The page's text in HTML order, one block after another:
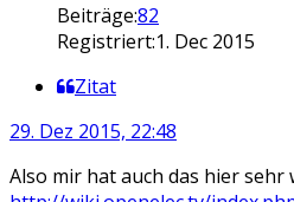
Beiträge:82
Registriert:1. Dec 2015
Zitat
29. Dez 2015, 22:48
Also mir hat auch das hier sehr